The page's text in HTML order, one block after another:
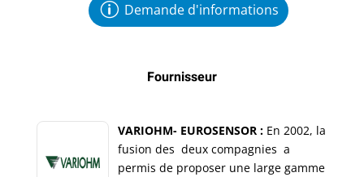
Demande d'informations
Fournisseur
VARIOHM- EUROSENSOR : En 2002, la
fusion des deux compagnies a
permis de proposer une large gamme